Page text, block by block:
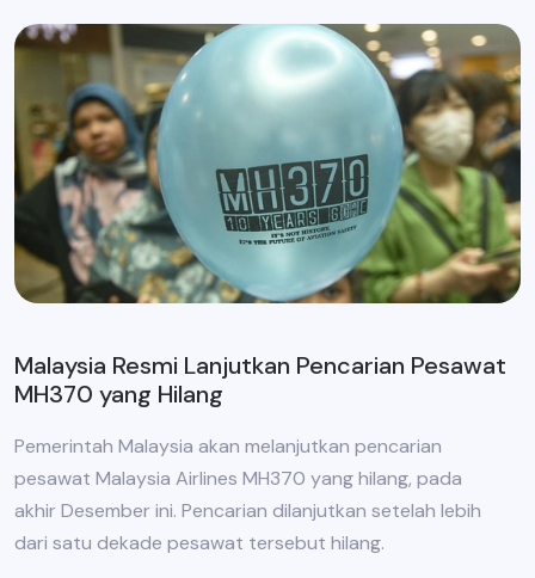
Malaysia Resmi Lanjutkan Pencarian Pesawat
MH370 yang Hilang
Pemerintah Malaysia akan melanjutkan pencarian
pesawat Malaysia Airlines MH370 yang hilang, pada
akhir Desember ini. Pencarian dilanjutkan setelah lebih
dari satu dekade pesawat tersebut hilang.